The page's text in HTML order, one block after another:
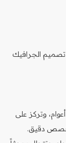
تصميم الجرافيك
وتركز على
تخصص دقيق.